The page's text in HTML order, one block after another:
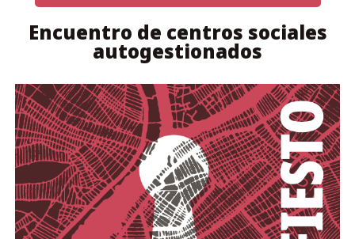
Encuentro de centros sociales
autogestionados